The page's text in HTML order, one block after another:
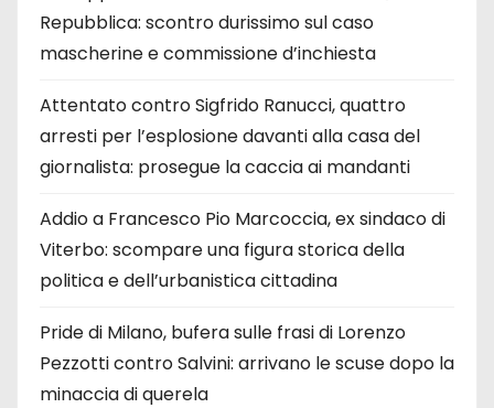
Repubblica: scontro durissimo sul caso
mascherine e commissione d’inchiesta
Attentato contro Sigfrido Ranucci, quattro
arresti per l’esplosione davanti alla casa del
giornalista: prosegue la caccia ai mandanti
Addio a Francesco Pio Marcoccia, ex sindaco di
Viterbo: scompare una figura storica della
politica e dell’urbanistica cittadina
Pride di Milano, bufera sulle frasi di Lorenzo
Pezzotti contro Salvini: arrivano le scuse dopo la
minaccia di querela